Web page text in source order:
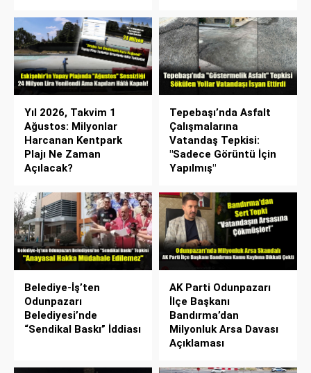
Yıl 2026, Takvim 1
Ağustos: Milyonlar
Harcanan Kentpark
Plajı Ne Zaman
Açılacak?
Tepebaşı’nda Asfalt
Çalışmalarına
Vatandaş Tepkisi:
"Sadece Görüntü İçin
Yapılmış"
Belediye-İş’ten
Odunpazarı
Belediyesi’nde
“Sendikal Baskı” İddiası
AK Parti Odunpazarı
İlçe Başkanı
Bandırma’dan
Milyonluk Arsa Davası
Açıklaması